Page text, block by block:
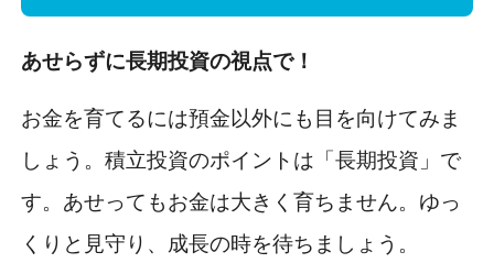
あせらずに長期投資の視点で！
お金を育てるには預金以外にも目を向けてみま
しょう。積立投資のポイントは「長期投資」で
す。あせってもお金は大きく育ちません。ゆっ
くりと見守り、成長の時を待ちましょう。